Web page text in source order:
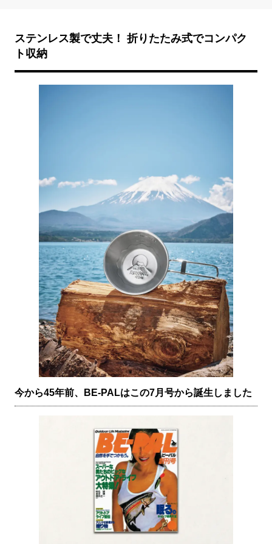
ステンレス製で丈夫！ 折りたたみ式でコンパク
ト収納
今から45年前、BE-PALはこの7月号から誕生しました